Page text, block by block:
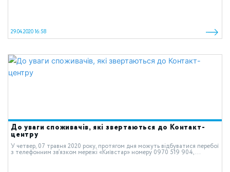
29.04.2020 16:58
До уваги споживачів, які звертаються до Контакт-
центру
У четвер, 07 травня 2020 року, протягом дня можуть відбуватися перебої
з телефонним зв’язком мережі «Київстар» номеру 0970 519 904,...